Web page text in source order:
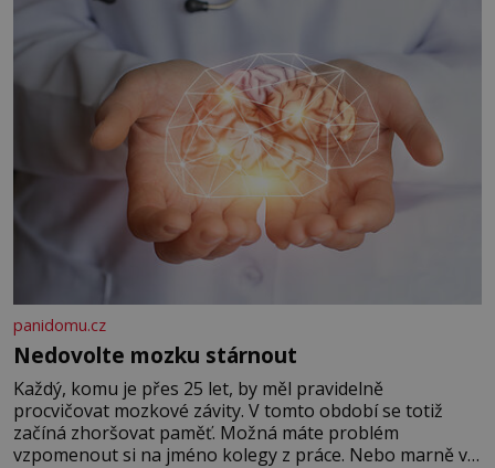
panidomu.cz
Nedovolte mozku stárnout
Každý, komu je přes 25 let, by měl pravidelně
procvičovat mozkové závity. V tomto období se totiž
začíná zhoršovat paměť. Možná máte problém
vzpomenout si na jméno kolegy z práce. Nebo marně v